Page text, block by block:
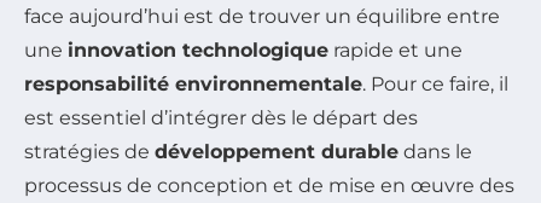
face aujourd’hui est de trouver un équilibre entre
une innovation technologique rapide et une
responsabilité environnementale. Pour ce faire, il
est essentiel d’intégrer dès le départ des
stratégies de développement durable dans le
processus de conception et de mise en œuvre des